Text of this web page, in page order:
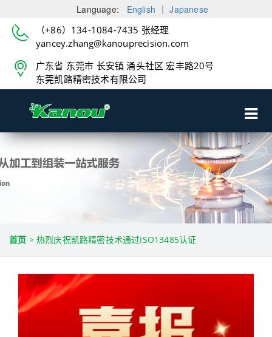
Language: English ｜Japanese
（+86）134-1084-7435 张经理
yancey.zhang@kanouprecision.com
广东省 东莞市 长安镇 涌头社区 宏丰路20号
东莞凯路精密技术有限公司
首页 >热烈庆祝凯路精密技术通过ISO13485认证